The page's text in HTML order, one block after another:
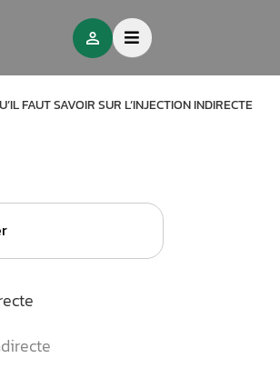
FAUT SAVOIR SUR L’INJECTION INDIRECTE